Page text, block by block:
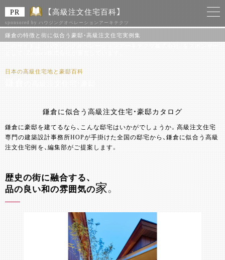
【高級注文住宅百科】
sponsored by ハウジングオペレーションアーキテクツ
鎌倉の特徴と街に似合う豪邸・高級注文住宅実例集
日本の高級住宅地と豪邸百科
鎌倉に似合う高級注文住宅・豪邸カタログ
鎌倉に豪邸を建てるなら、こんな邸宅はいかがでしょうか。高級注文住宅
専門の建築設計事務所HOPが手掛けた全国の邸宅から、鎌倉に似合う高級
注文住宅例を、編集部がご提案します。
歴史の街に融合する、
品の良い和の雰囲気の家。